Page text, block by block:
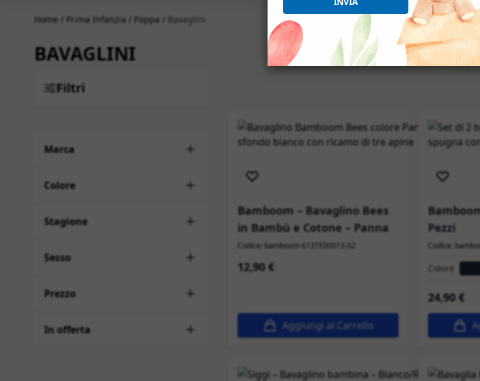
Home / Prima Infanzia / Pappa / Bavaglini
BAVAGLINI
Filtri
Marca
Colore
Stagione
Sesso
Prezzo
In offerta
Bamboom – Bavaglino Bees
in Bambù e Cotone – Panna
Codice: bamboom-613TE00013-02
12,90 €
Aggiungi al Carrello
Pezzi
Codice:
Colore
24,90 €